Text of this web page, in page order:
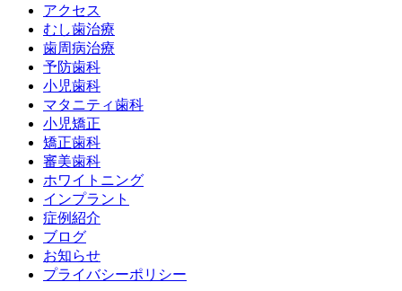
アクセス
むし歯治療
歯周病治療
予防歯科
小児歯科
マタニティ歯科
小児矯正
矯正歯科
審美歯科
ホワイトニング
インプラント
症例紹介
ブログ
お知らせ
プライバシーポリシー